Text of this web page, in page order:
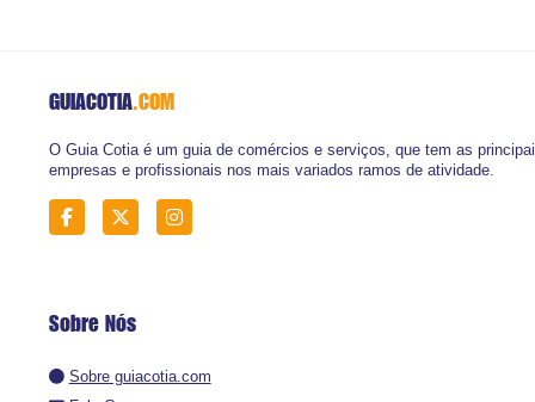
GUIACOTIA.COM
O Guia Cotia é um guia de comércios e serviços, que tem as
empresas e profissionais nos mais variados ramos de atividade.
Sobre Nós
Sobre guiacotia.com